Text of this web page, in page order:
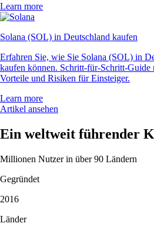
Learn more
Solana (SOL) in Deutschland kaufen
Erfahren Sie, wie Sie Solana (SOL) in
kaufen können. Schritt-für-Schritt-
Vorteile und Risiken für Einsteiger.
Learn more
Artikel ansehen
Ein weltweit führender
Millionen Nutzer in über 90 Ländern
Gegründet
2016
Länder